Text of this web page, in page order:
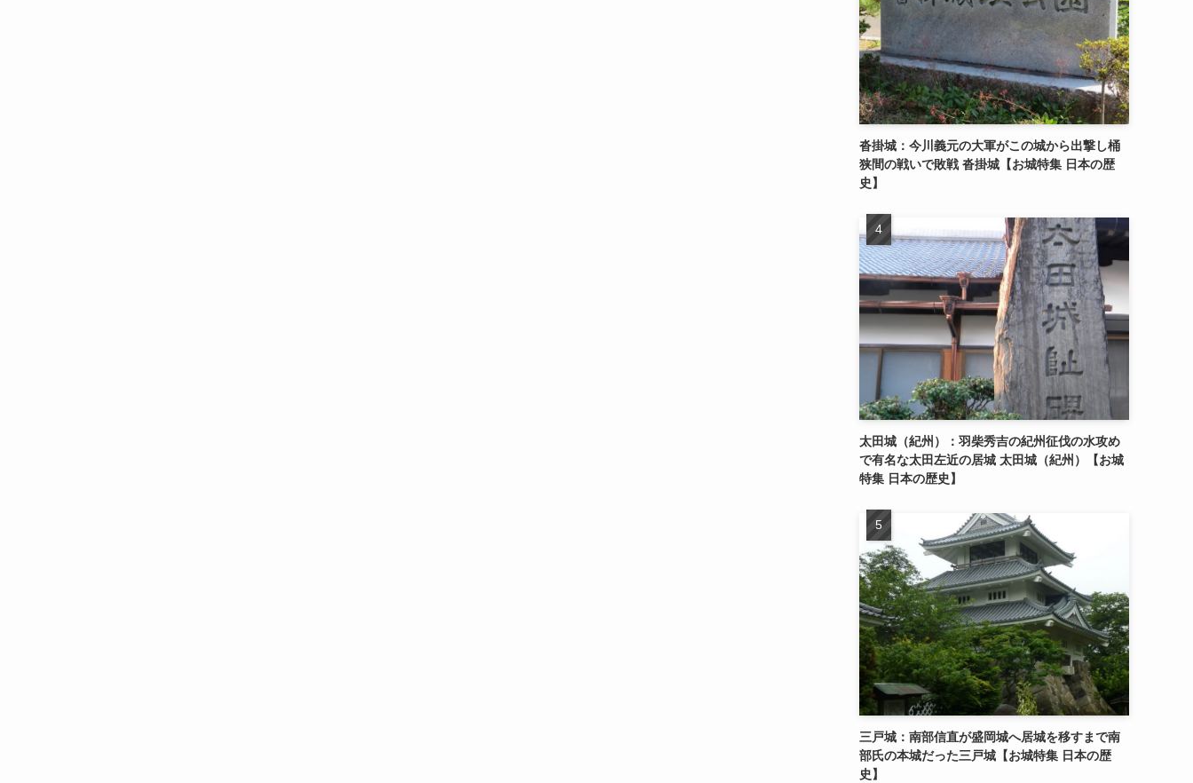
沓掛城：今川義元の大軍がこの城から出撃し桶
狭間の戦いで敗戦 沓掛城【お城特集 日本の歴
史】
太田城（紀州）：羽柴秀吉の紀州征伐の水攻め
で有名な太田左近の居城 太田城（紀州）【お城
特集 日本の歴史】
三戸城：南部信直が盛岡城へ居城を移すまで南
部氏の本城だった三戸城【お城特集 日本の歴
史】